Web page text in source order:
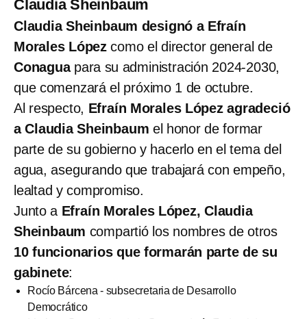
Claudia Sheinbaum
Claudia Sheinbaum designó a Efraín
Morales Lópezcomo el director general de
Conagua para su administración 2024-2030,
que comenzará el próximo 1 de octubre.
Al respecto, Efraín Morales López agradeció
a Claudia Sheinbaum el honor de formar
parte de su gobierno y hacerlo en el tema del
agua, asegurando que trabajará con empeño,
lealtad y compromiso.
Junto a Efraín Morales López, Claudia
Sheinbaum compartió los nombres de otros
10 funcionarios que formarán parte de su
gabinete:
Rocío Bárcena - subsecretaria de Desarrollo
Democrático